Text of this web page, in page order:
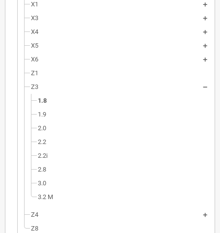
X1
X3
X4
X5
X6
Z1
Z3
1.8
1.9
2.0
2.2
2.2i
2.8
3.0
3.2 M
Z4
Z8